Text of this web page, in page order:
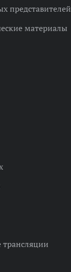
представителей
материалы